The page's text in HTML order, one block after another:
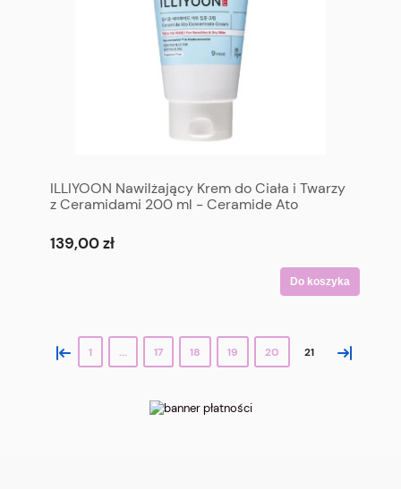
ILLIYOON Nawilżający Krem do Ciała i Twarzy
z Ceramidami 200 ml - Ceramide Ato
139,00 zł
Do koszyka
« 1 ... 17 18 19 20 21 »